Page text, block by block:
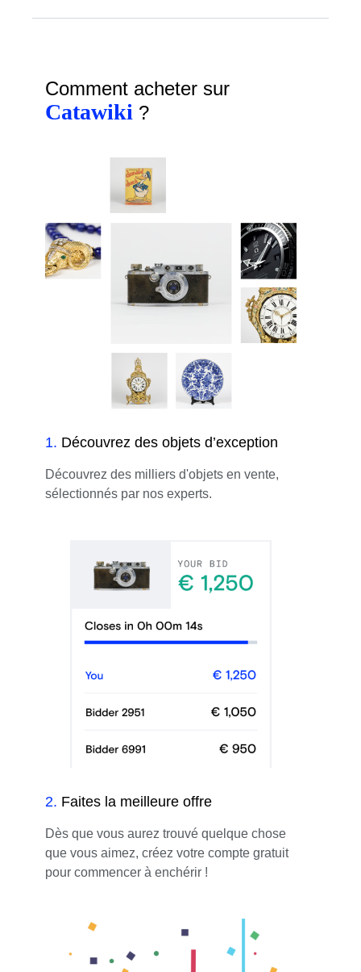
Comment acheter sur
Catawiki ?
1. Découvrez des objets d’exception
Découvrez des milliers d'objets en vente,
sélectionnés par nos experts.
2. Faites la meilleure offre
Dès que vous aurez trouvé quelque chose
que vous aimez, créez votre compte gratuit
pour commencer à enchérir !